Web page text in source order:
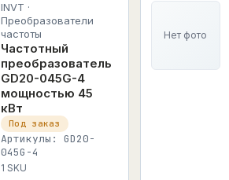
INVT ·
Преобразователи
частоты
Частотный
преобразователь
GD20-045G-4
мощностью 45
кВт
Под заказ
Артикулы: GD20-
045G-4
1 SKU
Нет фото